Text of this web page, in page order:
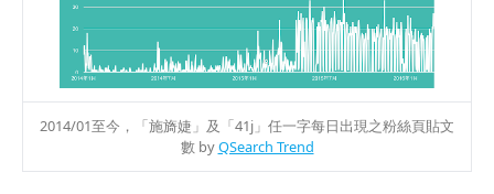
2014/01至今，「施旖婕」及「41j」任一字每日出現之粉絲頁貼文
數 byQSearch Trend